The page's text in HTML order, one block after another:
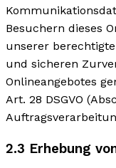
Besuchern dieses
unserer
und sicheren
Onlineangebotes
Art. 28 DSGVO
2.3 Erhebung